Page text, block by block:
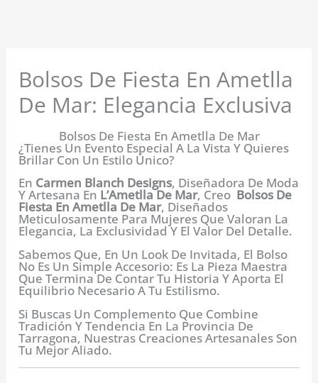
Bolsos De Fiesta En Ametlla
De Mar: Elegancia Exclusiva
Bolsos De Fiesta En Ametlla De Mar
¿Tienes Un Evento Especial A La Vista Y Quieres
Brillar Con Un Estilo Único?
En Carmen Blanch Designs, Diseñadora De Moda
Y Artesana En L’Ametlla De Mar, Creo Bolsos De
Fiesta En Ametlla De Mar, Diseñados
Meticulosamente Para Mujeres Que Valoran La
Elegancia, La Exclusividad Y El Valor Del Detalle.
Sabemos Que, En Un Look De Invitada, El Bolso
No Es Un Simple Accesorio: Es La Pieza Maestra
Que Termina De Contar Tu Historia Y Aporta El
Equilibrio Necesario A Tu Estilismo.
Si Buscas Un Complemento Que Combine
Tradición Y Tendencia En La Provincia De
Tarragona, Nuestras Creaciones Artesanales Son
Tu Mejor Aliado.